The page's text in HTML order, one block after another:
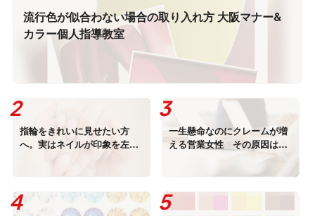
流行色が似合わない場合の取り入れ方 大阪マナー&
カラー個人指導教室
指輪をきれいに見せたい方
へ。実はネイルが印象を左右
しています
一生懸命なのにクレームが増
える営業女性 その原因は
「説明力」ではありません